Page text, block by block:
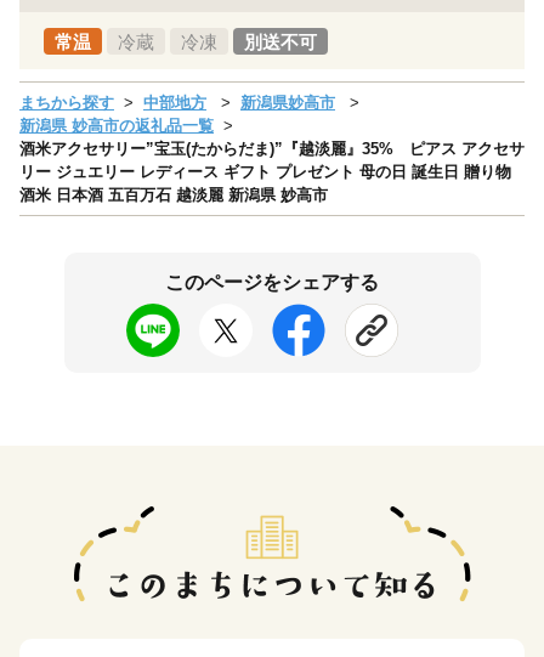
常温 冷蔵 冷凍 別送不可
まちから探す 中部地方
新潟県妙高市
新潟県 妙高市の返礼品一覧
酒米アクセサリー”宝玉(たからだま)”『越淡麗』35% ピアス アクセサ
リー ジュエリー レディース ギフト プレゼント 母の日 誕生日 贈り物
酒米 日本酒 五百万石 越淡麗 新潟県 妙高市
このページをシェアする